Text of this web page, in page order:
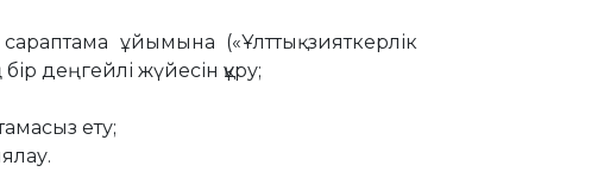
сараптама ұйымына («Ұлттық зияткерлік
деңгейлі жүйесін құру;
ету;